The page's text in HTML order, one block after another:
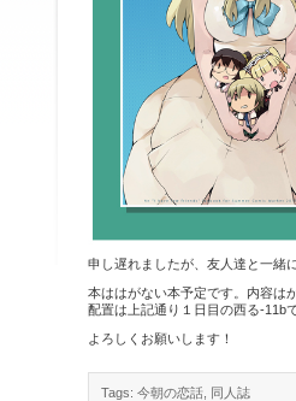
申し遅れましたが、友人達と一緒
本ははがない本予定です。内容は
配置は上記通り１日目の西る-11b
よろしくお願いします！
Tags: 今朝の恋話 同人誌